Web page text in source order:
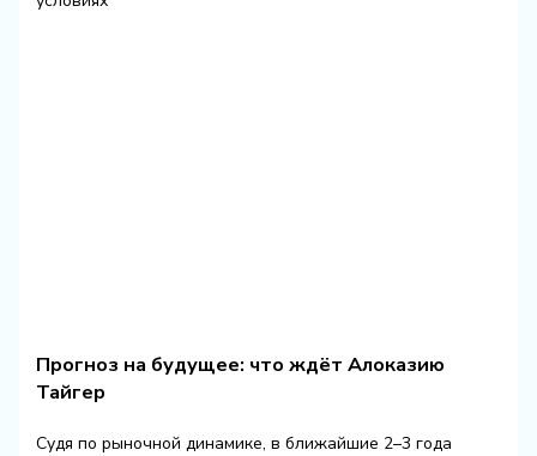
Прогноз на будущее: что ждёт Алоказию
Тайгер
Судя по рыночной динамике, в ближайшие 2–3 года